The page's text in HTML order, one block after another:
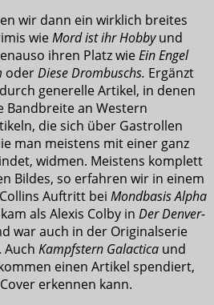
wir dann ein wirklich breites
wieMord ist ihr Hobbyund
ihren Platz wieEin Engel
oderDiese Drombuschs. Ergänzt
generelle Artikel, in denen
Bandbreite an Western
die sich über Gastrollen
man meistens mit einer ganz
widmen. Meistens komplett
Bildes, so erfahren wir in einem
Auftritt bei Mondbasis Alpha
als Alexis Colby in Der Denver-
war auch in der Originalserie
Auch Kampfstern Galactica und
einen Artikel spendiert,
erkennen kann.